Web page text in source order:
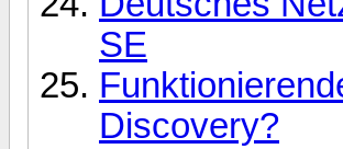
SE
Discovery?